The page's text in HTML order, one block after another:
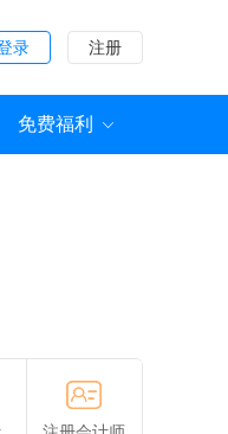
录 注册
免费福利